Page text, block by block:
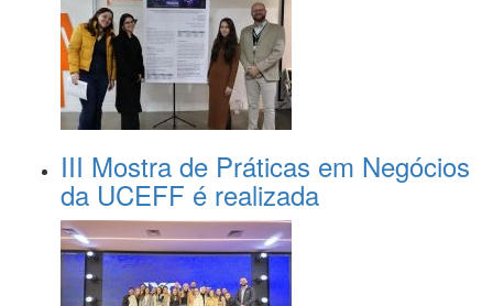
III Mostra de Práticas em Negócios
da UCEFF é realizada